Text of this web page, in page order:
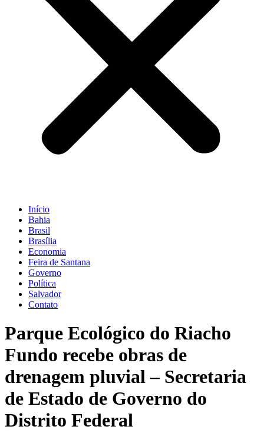
Início
Bahia
Brasil
Brasília
Economia
Feira de Santana
Governo
Política
Salvador
Contato
Parque Ecológico do Riacho
Fundo recebe obras de
drenagem pluvial – Secretaria
de Estado de Governo do
Distrito Federal